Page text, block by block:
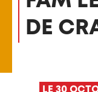
DE
LE 30